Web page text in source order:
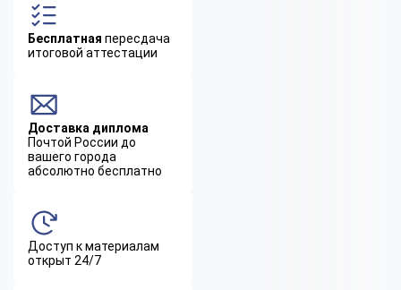
Бесплатная пересдача
итоговой аттестации
Доставка диплома
Почтой России до
вашего города
абсолютно бесплатно
Доступ к материалам
открыт 24/7